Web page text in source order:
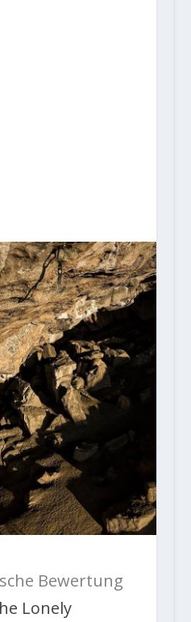
Bewertung
Lonely